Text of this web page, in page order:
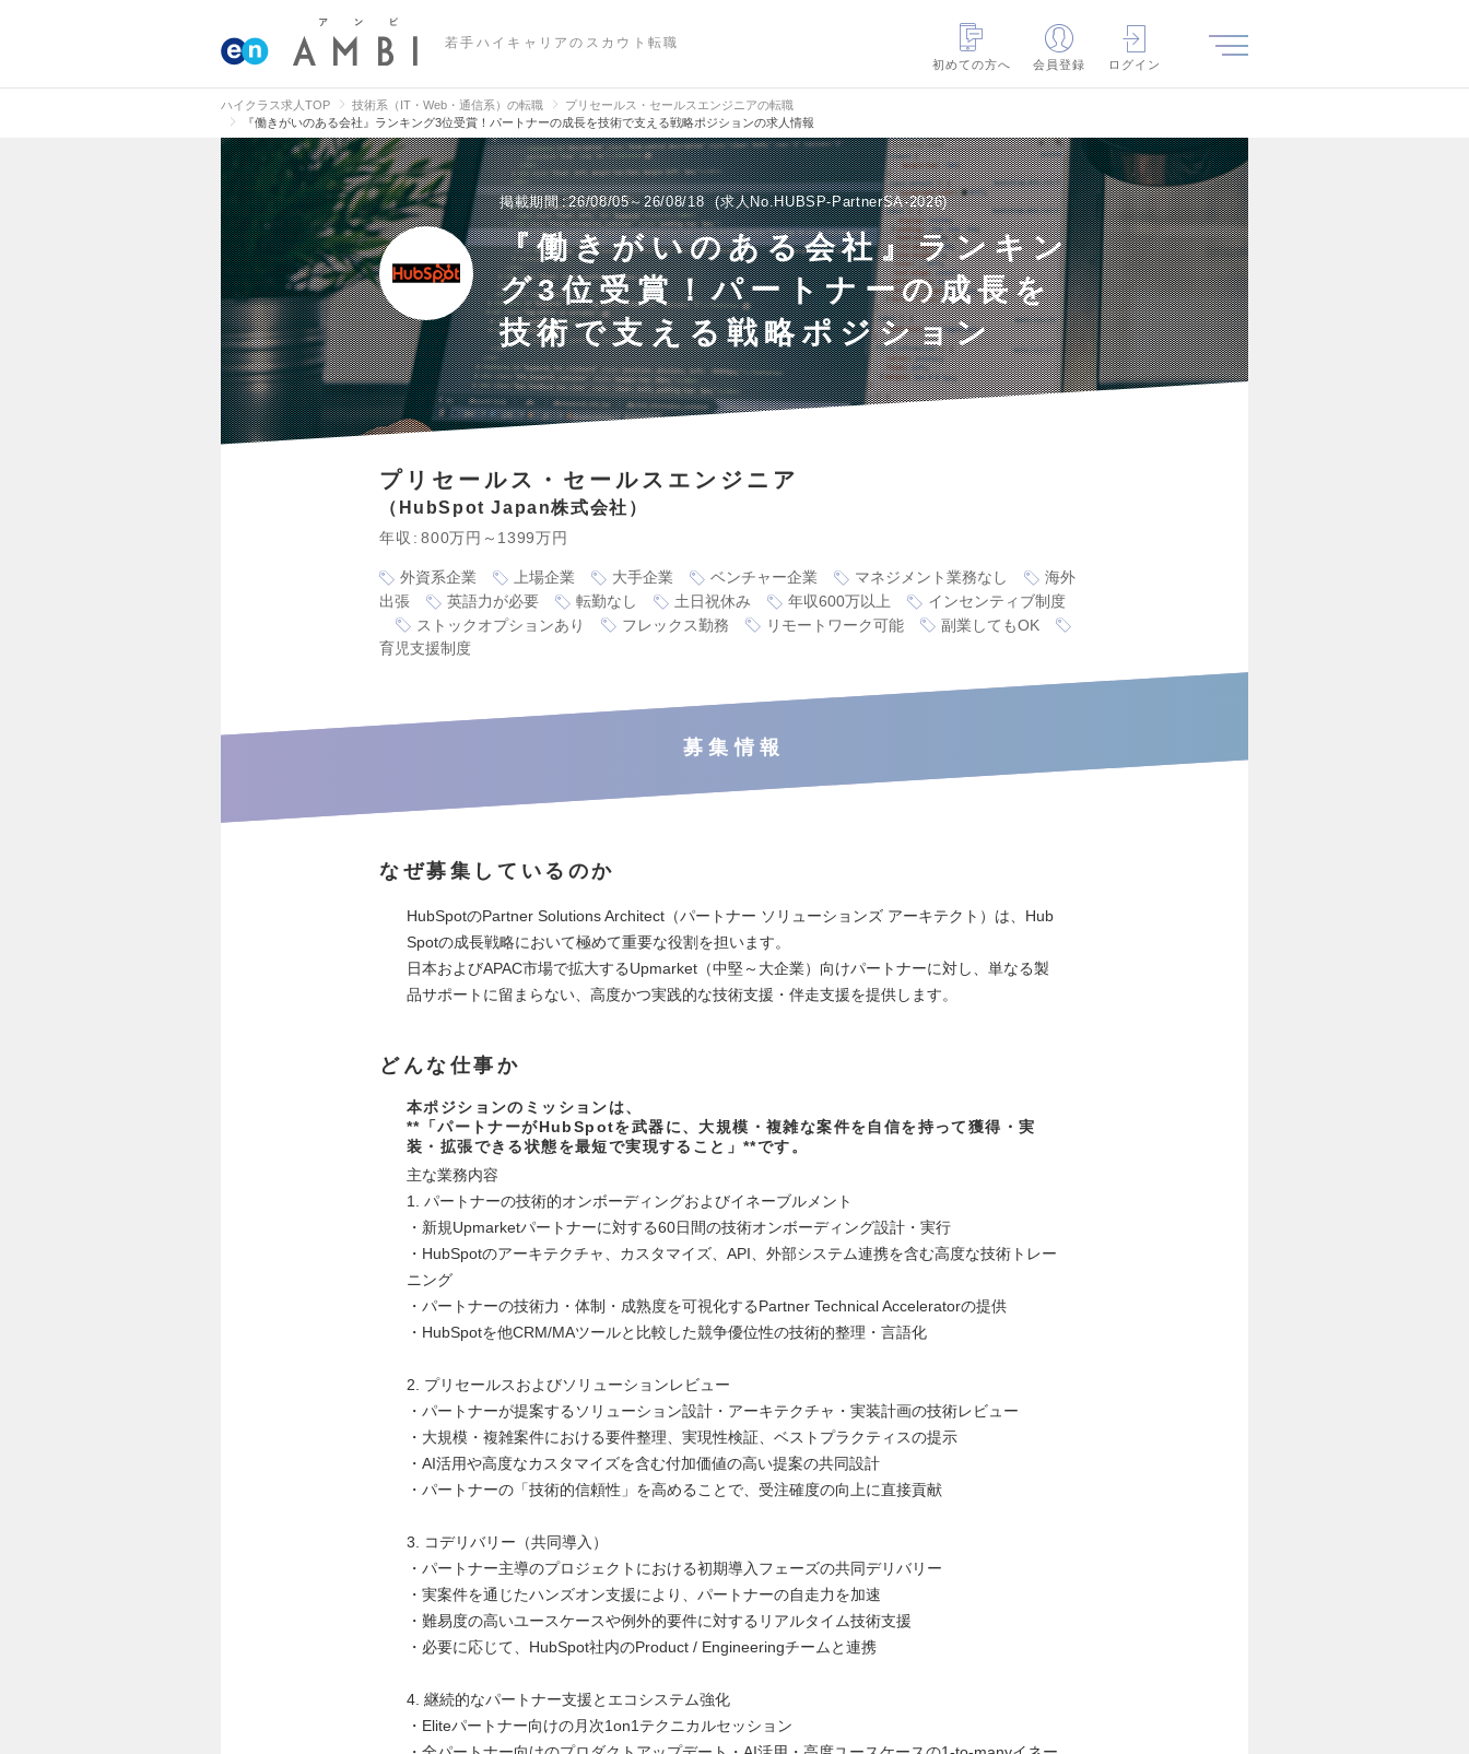
若手ハイキャリアのスカウト転職
初めての方へ
会員登録 ログイン
ハイクラス求人TOP 技術系（IT・Web・通信系）の転職
プリセールス・セールスエンジニアの転職
『働きがいのある会社』ランキング3位受賞！パートナーの成長を技術で支える戦略ポジションの求人情報
掲載期間 26/08/05～26/08/18 求人No.HUBSP-PartnerSA-2026
『働きがいのある会社』ランキン
グ3位受賞！パートナーの成長を
技術で支える戦略ポジション
プリセールス・セールスエンジニア
HubSpot Japan株式会社
年収 800万円～1399万円
外資系企業 上場企業 大手企業 ベンチャー企業 マネジメント業務なし
海外
出張
英語力が必要 転勤なし 土日祝休み 年収600万以上
インセンティブ制度
ストックオプションあり
フレックス勤務 リモートワーク可能
副業してもOK
育児支援制度
募集情報
なぜ募集しているのか
HubSpotのPartner Solutions Architect（パートナー ソリューションズ アーキテクト）は、Hub
Spotの成長戦略において極めて重要な役割を担います。
日本およびAPAC市場で拡大するUpmarket（中堅～大企業）向けパートナーに対し、単なる製
品サポートに留まらない、高度かつ実践的な技術支援・伴走支援を提供します。
どんな仕事か
本ポジションのミッションは、
**「パートナーがHubSpotを武器に、大規模・複雑な案件を自信を持って獲得・実
装・拡張できる状態を最短で実現すること」**です。
主な業務内容
1. パートナーの技術的オンボーディングおよびイネーブルメント
・新規Upmarketパートナーに対する60日間の技術オンボーディング設計・実行
・HubSpotのアーキテクチャ、カスタマイズ、API、外部システム連携を含む高度な技術トレー
ニング
・パートナーの技術力・体制・成熟度を可視化するPartner Technical Acceleratorの提供
・HubSpotを他CRM/MAツールと比較した競争優位性の技術的整理・言語化
2. プリセールスおよびソリューションレビュー
・パートナーが提案するソリューション設計・アーキテクチャ・実装計画の技術レビュー
・大規模・複雑案件における要件整理、実現性検証、ベストプラクティスの提示
・AI活用や高度なカスタマイズを含む付加価値の高い提案の共同設計
・パートナーの「技術的信頼性」を高めることで、受注確度の向上に直接貢献
3. コデリバリー（共同導入）
・パートナー主導のプロジェクトにおける初期導入フェーズの共同デリバリー
・実案件を通じたハンズオン支援により、パートナーの自走力を加速
・難易度の高いユースケースや例外的要件に対するリアルタイム技術支援
・必要に応じて、HubSpot社内のProduct / Engineeringチームと連携
4. 継続的なパートナー支援とエコシステム強化
・Eliteパートナー向けの月次1on1テクニカルセッション